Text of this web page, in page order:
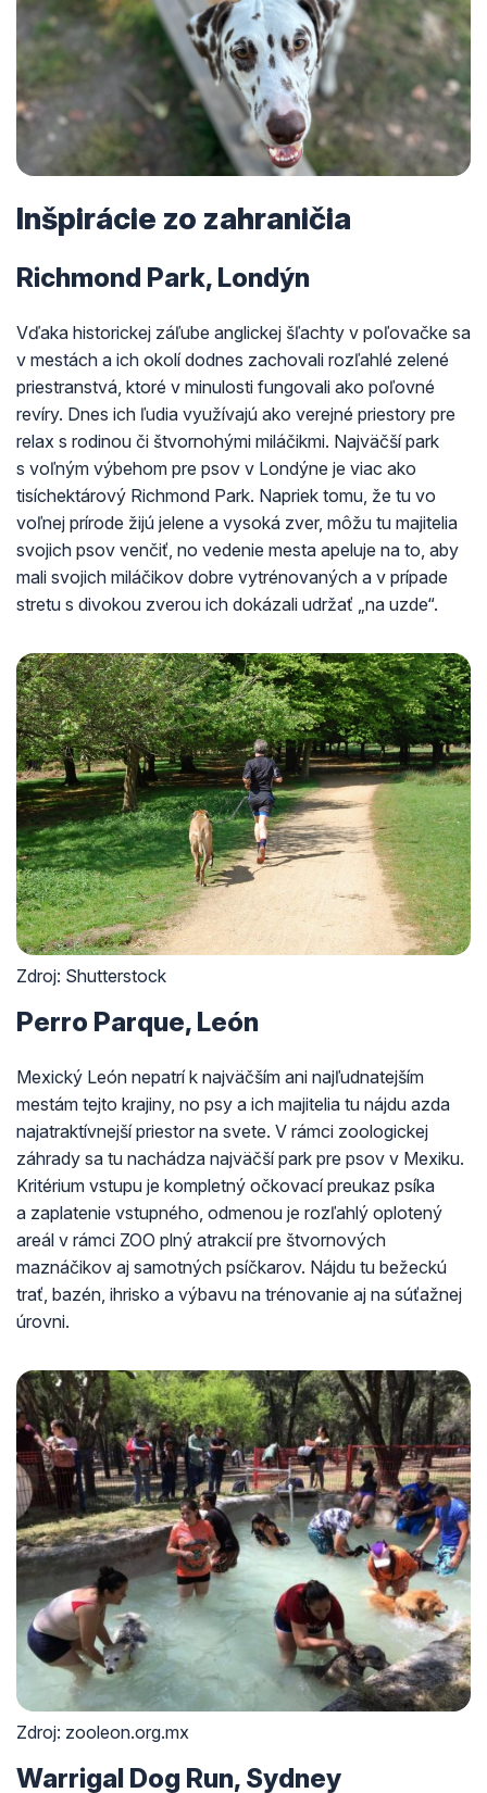
Inšpirácie zo zahraničia
Richmond Park, Londýn
Vďaka historickej záľube anglickej šľachty v poľovačke sa
v mestách a ich okolí dodnes zachovali rozľahlé zelené
priestranstvá, ktoré v minulosti fungovali ako poľovné
revíry. Dnes ich ľudia využívajú ako verejné priestory pre
relax s rodinou či štvornohými miláčikmi. Najväčší park
s voľným výbehom pre psov v Londýne je viac ako
tisíchektárový Richmond Park. Napriek tomu, že tu vo
voľnej prírode žijú jelene a vysoká zver, môžu tu majitelia
svojich psov venčiť, no vedenie mesta apeluje na to, aby
mali svojich miláčikov dobre vytrénovaných a v prípade
stretu s divokou zverou ich dokázali udržať „na uzde“.
Zdroj: Shutterstock
Perro Parque, León
Mexický León nepatrí k najväčším ani najľudnatejším
mestám tejto krajiny, no psy a ich majitelia tu nájdu azda
najatraktívnejší priestor na svete. V rámci zoologickej
záhrady sa tu nachádza najväčší park pre psov v Mexiku.
Kritérium vstupu je kompletný očkovací preukaz psíka
a zaplatenie vstupného, odmenou je rozľahlý oplotený
areál v rámci ZOO plný atrakcií pre štvornových
maznáčikov aj samotných psíčkarov. Nájdu tu bežeckú
trať, bazén, ihrisko a výbavu na trénovanie aj na súťažnej
úrovni.
Zdroj: zooleon.org.mx
Warrigal Dog Run, Sydney